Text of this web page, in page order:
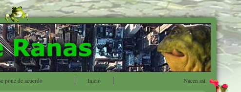
pone de acuerdo Inicio Nacen así